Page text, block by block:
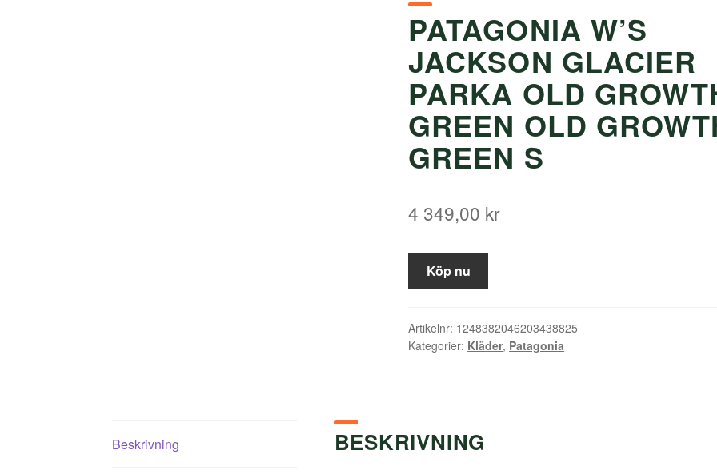
PATAGONIA W’S
JACKSON GLACIER
PARKA OLD
GREEN OLD
GREEN S
4 349,00 kr
Köp nu
Artikelnr: 1248382046203438825
Kategorier: Kläder, Patagonia
Beskrivning BESKRIVNING